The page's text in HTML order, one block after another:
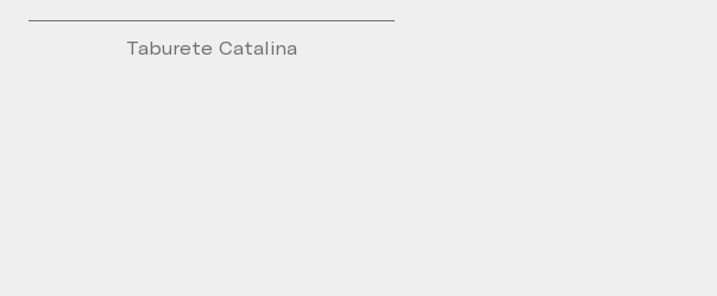
Taburete Catalina